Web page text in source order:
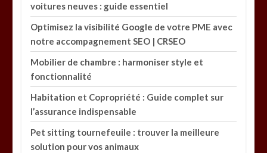
voitures neuves : guide essentiel
Optimisez la visibilité Google de votre PME avec
notre accompagnement SEO | CRSEO
Mobilier de chambre : harmoniser style et
fonctionnalité
Habitation et Copropriété : Guide complet sur
l’assurance indispensable
Pet sitting tournefeuile : trouver la meilleure
solution pour vos animaux